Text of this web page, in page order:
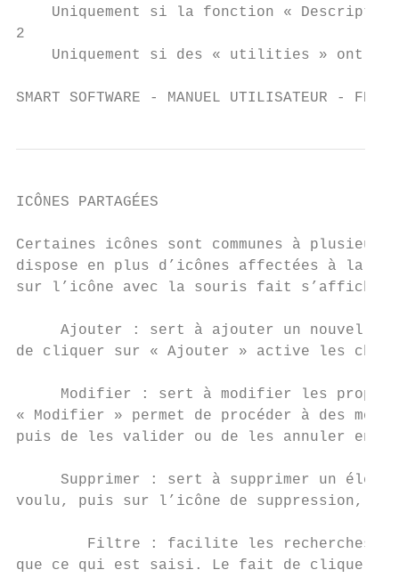
Uniquement si la fonction «
2
Uniquement si des « utilities » ont
SMART SOFTWARE - MANUEL
ICÔNES PARTAGÉES
Certaines icônes sont communes à
dispose en plus d’icônes affectées à la
sur l’icône avec la souris fait s’afficher
Ajouter : sert à ajouter un nouvel
de cliquer sur « Ajouter » active les
Modifier : sert à modifier les
« Modifier » permet de procéder à des
puis de les valider ou de les annuler en
Supprimer : sert à supprimer un
voulu, puis sur l’icône de suppression,
Filtre : facilite les recherches
que ce qui est saisi. Le fait de cliquer